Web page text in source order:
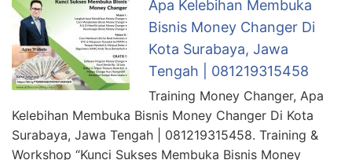
Apa Kelebihan Membuka
Bisnis Money Changer Di
Kota Surabaya, Jawa
Tengah | 081219315458
Training Money Changer, Apa
Kelebihan Membuka Bisnis Money Changer Di Kota
Surabaya, Jawa Tengah | 081219315458. Training &
Workshop “Kunci Sukses Membuka Bisnis Money